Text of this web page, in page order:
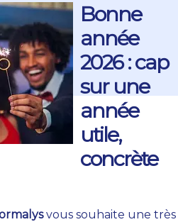
Bonne
année
2026 : cap
sur une
année
utile,
concrète
vous souhaite une très